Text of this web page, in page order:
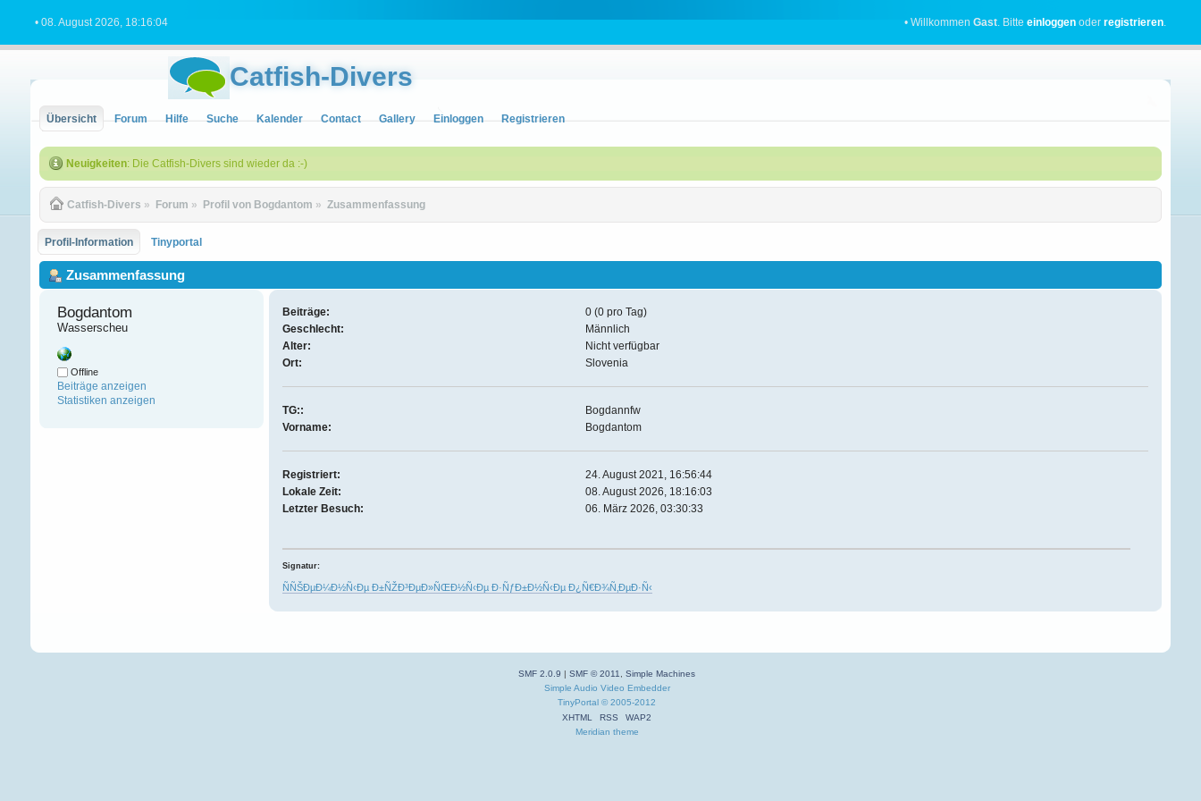
• 08. August 2026, 18:16:04 • WillkommenGast. Bitteeinloggen oderregistrieren.
Catfish-Divers
Übersicht Forum Hilfe Suche Kalender Contact Gallery Einloggen Registrieren
Neuigkeiten: Die Catfish-Divers sind wieder da :-)
Catfish-Divers » Forum » Profil von Bogdantom » Zusammenfassung
Profil-Information Tinyportal
Zusammenfassung
Bogdantom
Wasserscheu
Offline
Beiträge anzeigen
Statistiken anzeigen
Beiträge:
0 (0 pro Tag)
Geschlecht:
Männlich
Alter:
Nicht verfügbar
Ort:
Slovenia
TG::
Bogdannfw
Vorname:
Bogdantom
Registriert:
24. August 2021, 16:56:44
Lokale Zeit:
08. August 2026, 18:16:03
Letzter Besuch:
06. März 2026, 03:30:33
Signatur:
ÑÑŠÐµÐ¼Ð½Ñ‹Ðµ Ð±ÑŽÐ³ÐµÐ»ÑŒÐ½Ñ‹Ðµ Ð·ÑƒÐ±Ð½Ñ‹Ðµ Ð¿Ñ€Ð¾Ñ‚ÐµÐ·Ñ‹
SMF 2.0.9 |SMF © 2011,Simple Machines
Simple Audio Video Embedder
TinyPortal © 2005-2012
XHTML
RSS
WAP2
Meridian theme